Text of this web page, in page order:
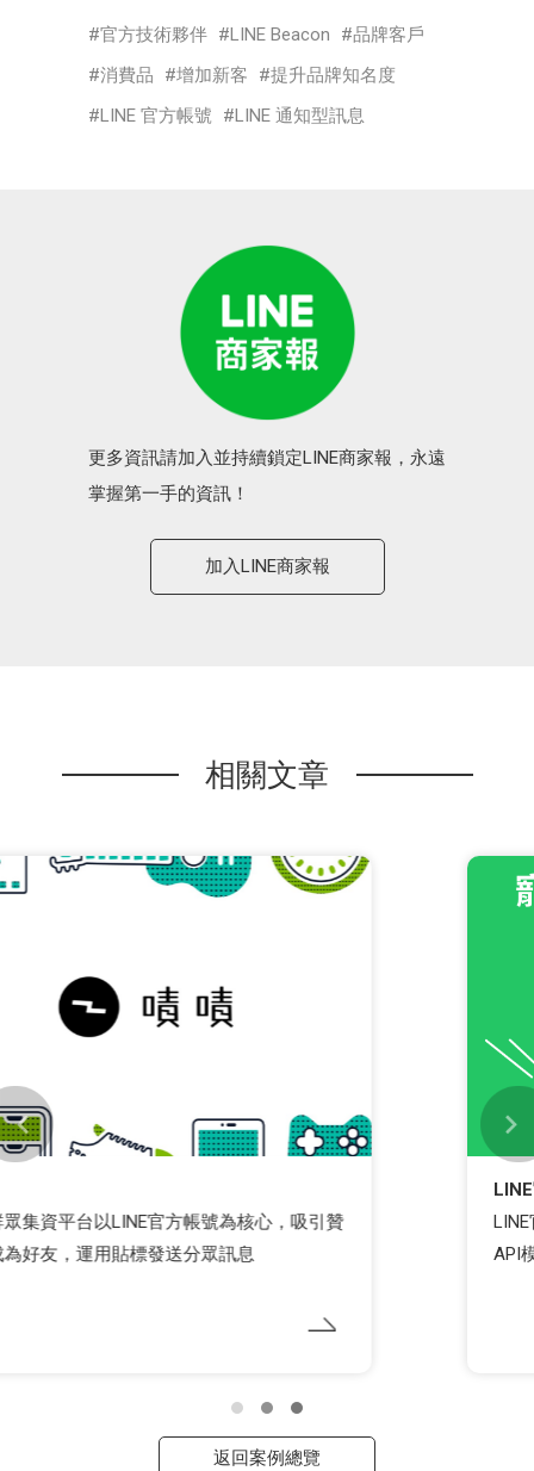
官方技術夥伴 LINE Beacon
品牌客戶
消費品
增加新客
提升品牌知名度
LINE 官方帳號
LINE 通知型訊息
更多資訊請加入並持續鎖定LINE商家報，永遠
掌握第一手的資訊！
加入LINE商家報
相關文章
LINE官方認證創意夥伴證言第三彈：法國皇家串接
API模組實現自動個人化行銷
返回案例總覽